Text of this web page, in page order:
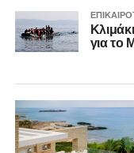
για το